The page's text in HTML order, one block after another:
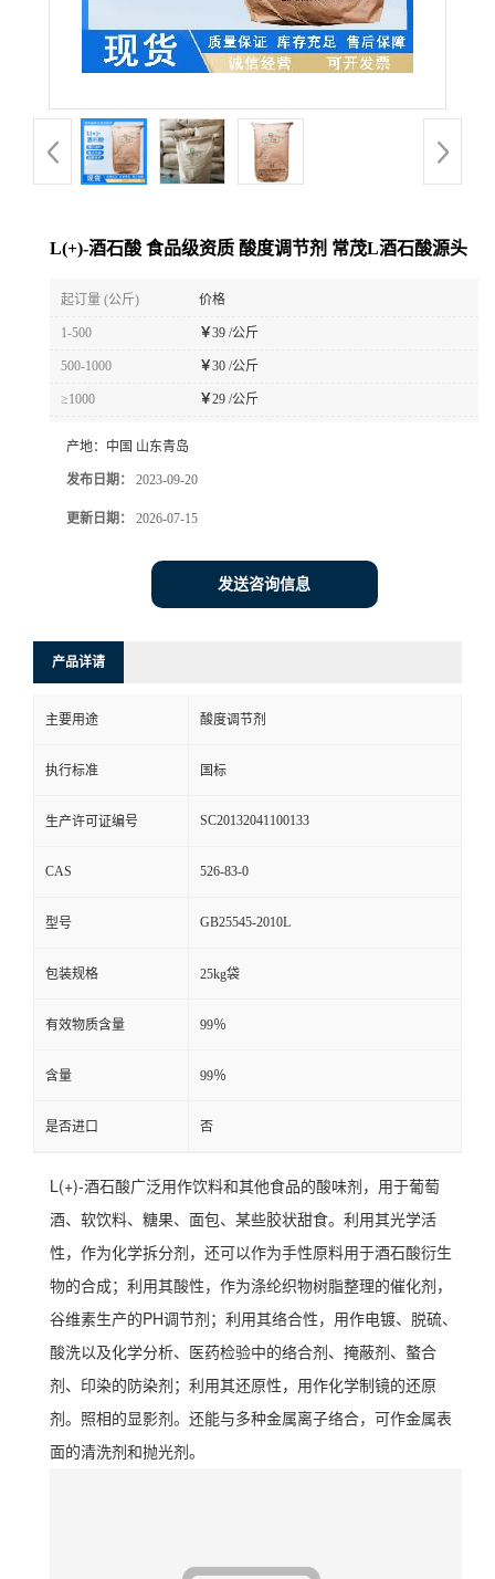
L(+)-酒石酸 食品级资质 酸度调节剂 常茂L酒石酸源头
起订量 (公斤) 价格
1-500 ￥39 /公斤
500-1000 ￥30 /公斤
≥1000 ￥29 /公斤
产地： 中国 山东青岛
发布日期： 2023-09-20
更新日期： 2026-07-15
发送咨询信息
产品详请
主要用途 酸度调节剂
执行标准 国标
生产许可证编号 SC20132041100133
CAS 526-83-0
型号 GB25545-2010L
包装规格 25kg袋
有效物质含量 99％
含量 99％
是否进口 否
L(+)-酒石酸广泛用作饮料和其他食品的酸味剂，用于葡萄
酒、软饮料、糖果、面包、某些胶状甜食。利用其光学活
性，作为化学拆分剂，还可以作为手性原料用于酒石酸衍生
物的合成；利用其酸性，作为涤纶织物树脂整理的催化剂，
谷维素生产的PH调节剂；利用其络合性，用作电镀、脱硫、
酸洗以及化学分析、医药检验中的络合剂、掩蔽剂、螯合
剂、印染的防染剂；利用其还原性，用作化学制镜的还原
剂。照相的显影剂。还能与多种金属离子络合，可作金属表
面的清洗剂和抛光剂。